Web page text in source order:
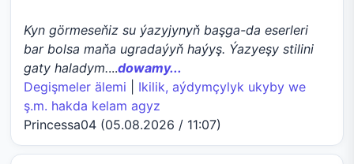
Kyn görmeseňiz su ýazyjynyň başga-da eserleri
bar bolsa maňa ugradaýyň haýyş. Ýazyeşy stilini
gaty haladym....dowamy...
Degişmeler älemi
Ikilik, aýdymçylyk ukyby we
ş.m. hakda kelam agyz
Princessa04 (05.08.2026 / 11:07)